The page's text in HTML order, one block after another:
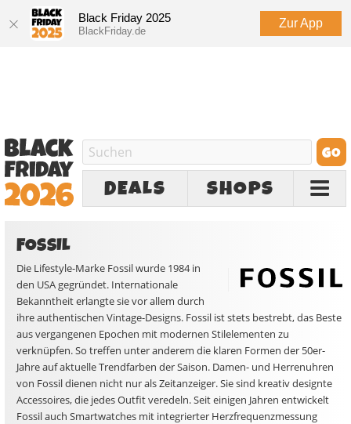
Black Friday 2025
BlackFriday.de
Zur App
DEALS SHOPS
FOSSIL
Die Lifestyle-Marke Fossil wurde 1984 in
den USA gegründet. Internationale
Bekanntheit erlangte sie vor allem durch
ihre authentischen Vintage-Designs. Fossil ist stets bestrebt, das Beste
aus vergangenen Epochen mit modernen Stilelementen zu
verknüpfen. So treffen unter anderem die klaren Formen der 50er-
Jahre auf aktuelle Trendfarben der Saison. Damen- und Herrenuhren
von Fossil dienen nicht nur als Zeitanzeiger. Sie sind kreativ designte
Accessoires, die jedes Outfit veredeln. Seit einigen Jahren entwickelt
Fossil auch Smartwatches mit integrierter Herzfrequenzmessung